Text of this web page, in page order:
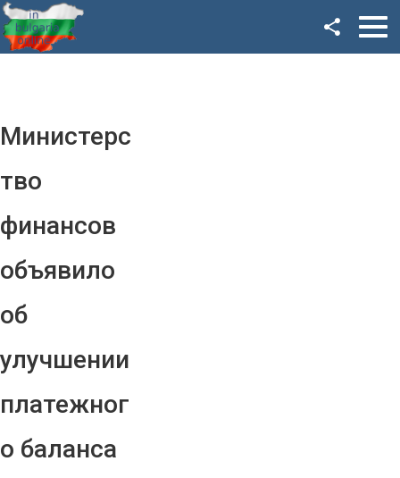
Министерс
тво
финансов
объявило
об
улучшении
платежног
о баланса